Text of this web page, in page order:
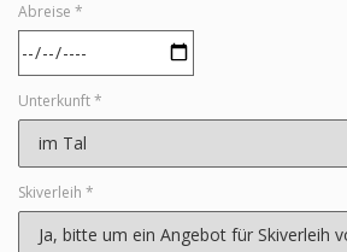
Abreise *
Unterkunft *
Skiverleih *